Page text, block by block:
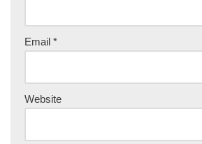
Email *
Website